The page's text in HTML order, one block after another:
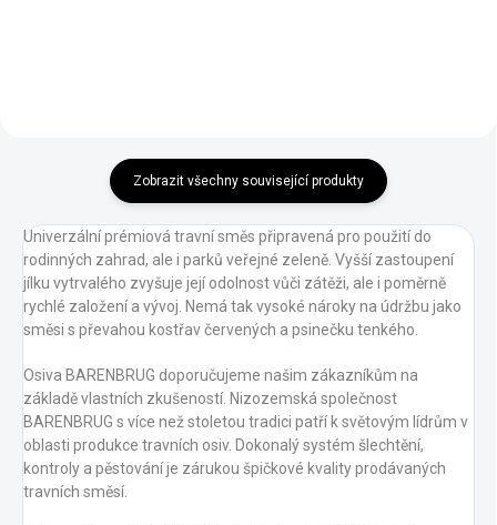
hodinách. První seč po anti-
plevelové aplikaci okrasného
na trávníku jako mulč nebo
odstraněna ze zahrádky. Tuto
seč se nedoporučuje
kompostovat. První sekání po
aplikaci se doporučuje nejdříve
účinné látky:
fluroxypyr, MCPA
velmi rychlý účinek patrný
už po několika hodinách-2
Zobrazit všechny související produkty
Univerzální prémiová travní směs připravená pro použití do
rodinných zahrad, ale i parků veřejné zeleně. Vyšší zastoupení
jílku vytrvalého zvyšuje její odolnost vůči zátěži, ale i poměrně
rychlé založení a vývoj. Nemá tak vysoké nároky na údržbu jako
směsi s převahou kostřav červených a psinečku tenkého.
Osiva BARENBRUG doporučujeme našim zákazníkům na
základě vlastních zkušeností. Nizozemská společnost
BARENBRUG s více než stoletou tradici patří k světovým lídrům v
oblasti produkce travních osiv. Dokonalý systém šlechtění,
kontroly a pěstování je zárukou špičkové kvality prodávaných
travních směsí.